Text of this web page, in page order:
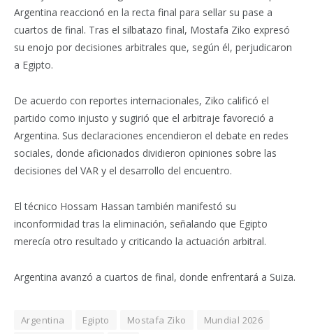
Argentina reaccionó en la recta final para sellar su pase a
cuartos de final. Tras el silbatazo final, Mostafa Ziko expresó
su enojo por decisiones arbitrales que, según él, perjudicaron
a Egipto.
De acuerdo con reportes internacionales, Ziko calificó el
partido como injusto y sugirió que el arbitraje favoreció a
Argentina. Sus declaraciones encendieron el debate en redes
sociales, donde aficionados dividieron opiniones sobre las
decisiones del VAR y el desarrollo del encuentro.
El técnico Hossam Hassan también manifestó su
inconformidad tras la eliminación, señalando que Egipto
merecía otro resultado y criticando la actuación arbitral.
Argentina avanzó a cuartos de final, donde enfrentará a Suiza.
Argentina Egipto Mostafa Ziko
Mundial 2026